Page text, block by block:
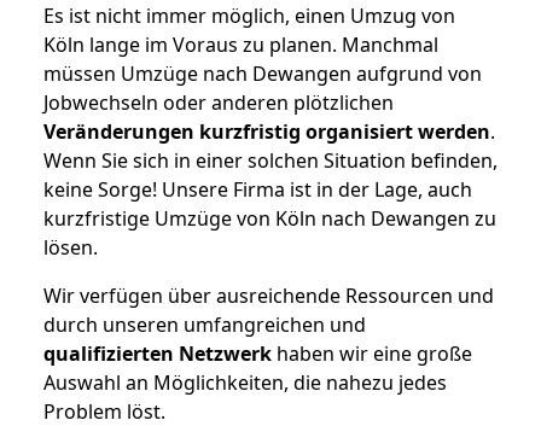
Es ist nicht immer möglich, einen Umzug von
Köln lange im Voraus zu planen. Manchmal
müssen Umzüge nach Dewangen aufgrund von
Jobwechseln oder anderen plötzlichen
Veränderungen kurzfristig organisiert werden.
Wenn Sie sich in einer solchen Situation befinden,
keine Sorge! Unsere Firma ist in der Lage, auch
kurzfristige Umzüge von Köln nach Dewangen zu
lösen.
Wir verfügen über ausreichende Ressourcen und
durch unseren umfangreichen und
qualifizierten Netzwerk haben wir eine große
Auswahl an Möglichkeiten, die nahezu jedes
Problem löst.